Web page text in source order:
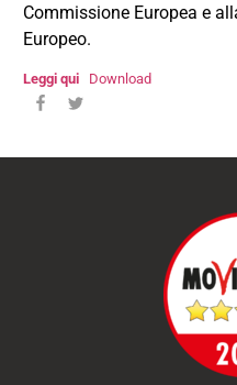
Commissione Europea e
Europeo.
Leggi qui Download